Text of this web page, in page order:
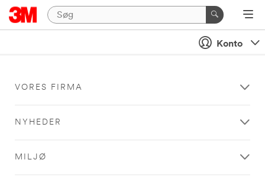
Konto
VORES FIRMA
NYHEDER
MILJØ